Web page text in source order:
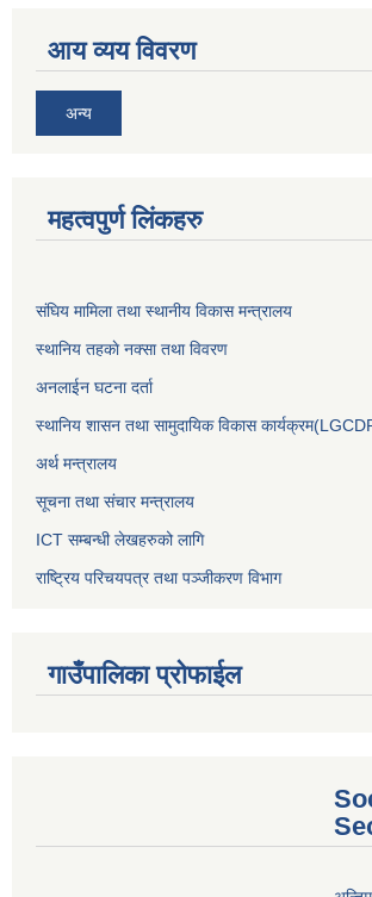
आय व्यय विवरण
अन्य
महत्वपुर्ण लिंकहरु
संघिय मामिला तथा स्थानीय विकास मन्त्रालय
स्थानिय तहकाे नक्सा तथा विवरण
अनलाईन घटना दर्ता
स्थानिय शासन तथा सामुदायिक विकास
अर्थ मन्त्रालय
सूचना तथा संचार मन्त्रालय
ICT सम्बन्धी लेखहरुको लागि
राष्ट्रिय परिचयपत्र तथा पञ्‍जीकरण विभाग
गाउँपालिका प्रोफाईल